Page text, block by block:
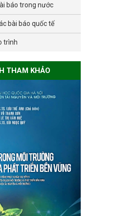
báo trong nước
bài báo quốc tế
trình
THAM KHẢO